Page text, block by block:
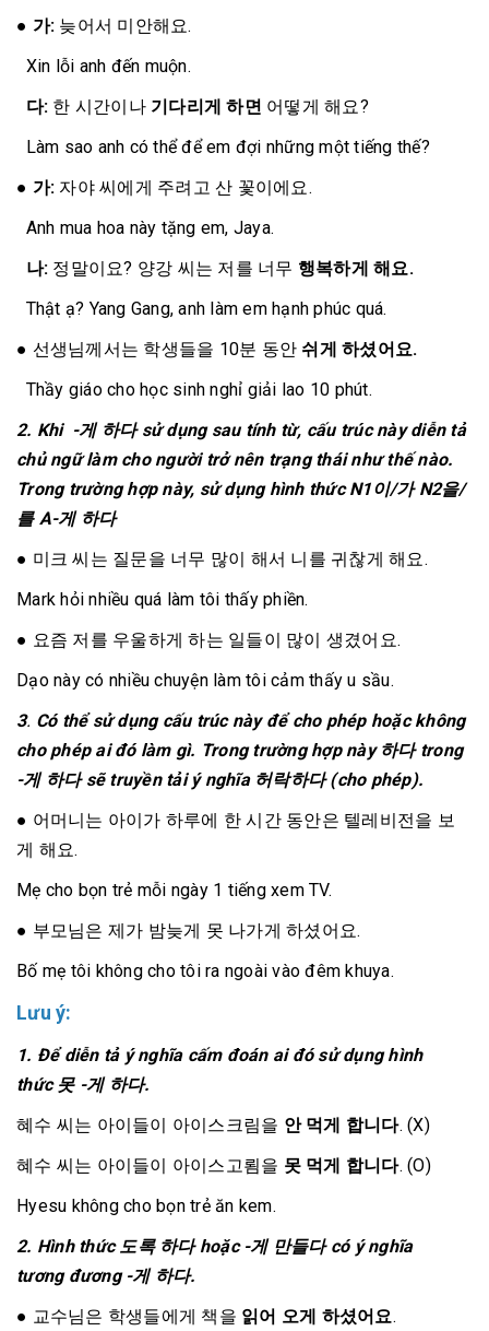
● 가: 늦어서 미안해요.
Xin lỗi anh đến muộn.
다: 한 시간이나 기다리게 하면 어떻게 해요?
Làm sao anh có thể để em đợi những một tiếng thế?
● 가: 자야 씨에게 주려고 산 꽃이에요.
Anh mua hoa này tặng em, Jaya.
나: 정말이요? 양강 씨는 저를 너무 행복하게 해요.
Thật ạ? Yang Gang, anh làm em hạnh phúc quá.
● 선생님께서는 학생들을 10분 동안 쉬게 하셨어요.
Thầy giáo cho học sinh nghỉ giải lao 10 phút.
2. Khi -게 하다 sử dụng sau tính từ, cấu trúc này diễn tả
chủ ngữ làm cho người trở nên trạng thái như thế nào.
Trong trường hợp này, sử dụng hình thức N1이/가 N2을/
를 A-게 하다
● 미크 씨는 질문을 너무 많이 해서 니를 귀찮게 해요.
Mark hỏi nhiều quá làm tôi thấy phiền.
● 요즘 저를 우울하게 하는 일들이 많이 생겼어요.
Dạo này có nhiều chuyện làm tôi cảm thấy u sầu.
3. Có thể sử dụng cấu trúc này để cho phép hoặc không
cho phép ai đó làm gì. Trong trường hợp này 하다 trong
-게 하다 sẽ truyền tải ý nghĩa 허락하다 (cho phép).
● 어머니는 아이가 하루에 한 시간 동안은 텔레비전을 보
게 해요.
Mẹ cho bọn trẻ mỗi ngày 1 tiếng xem TV.
● 부모님은 제가 밤늦게 못 나가게 하셨어요.
Bố mẹ tôi không cho tôi ra ngoài vào đêm khuya.
Lưu ý:
1. Để diễn tả ý nghĩa cấm đoán ai đó sử dụng hình
thức 못 -게 하다.
혜수 씨는 아이들이 아이스크림을 안 먹게 합니다. (X)
혜수 씨는 아이들이 아이스고룀을 못 먹게 합니다. (O)
Hyesu không cho bọn trẻ ăn kem.
2. Hình thức 도록 하다 hoặc -게 만들다 có ý nghĩa
tương đương -게 하다.
● 교수님은 학생들에게 책을 읽어 오게 하셨어요 .